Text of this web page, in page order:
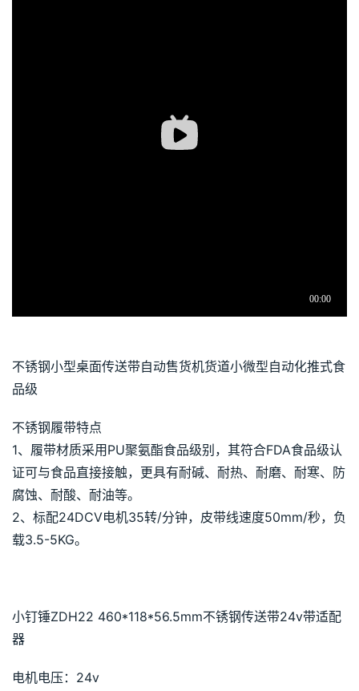
不锈钢小型桌面传送带自动售货机货道小微型自动化推式食
品级
不锈钢履带特点
1、履带材质采用PU聚氨酯食品级别，其符合FDA食品级认
证可与食品直接接触，更具有耐碱、耐热、耐磨、耐寒、防
腐蚀、耐酸、耐油等。
2、标配24DCV电机35转/分钟，皮带线速度50mm/秒，负
载3.5-5KG。
小钉锤ZDH22 460*118*56.5mm不锈钢传送带24v带适配
器
电机电压：24v